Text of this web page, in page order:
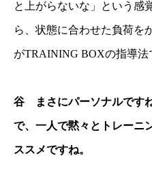
と上がらないな」という感
ら、状態に合わせた負荷を
がTRAINING BOXの指導法
谷 まさにパーソナルです
で、一人で黙々とトレーニ
ススメですね。